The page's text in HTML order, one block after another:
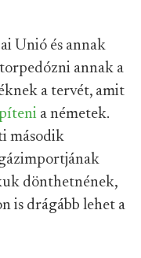
Unió és annak
annak a
a tervét, amit
a németek.
második
dönthetnének,
is drágább lehet a